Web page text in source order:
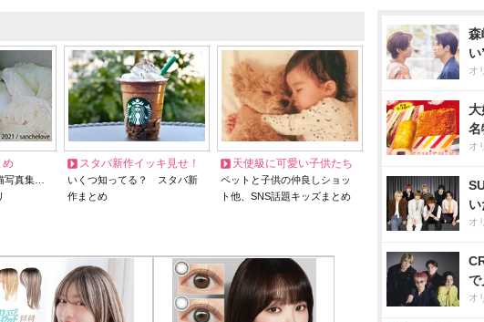
め
写真集…
スタバ新作イッキ見せ！
いくつ知ってる？ スタバ新
作まとめ
天使級に可愛い子供たち
ペットと子供の仲良しショッ
ト他、SNS話題キッズまとめ
森
い
オ
名
オ
オ
で
オ